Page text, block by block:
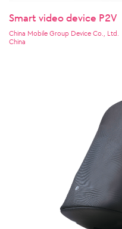
Smart video device P2V
China Mobile Group Device Co., Ltd.
China